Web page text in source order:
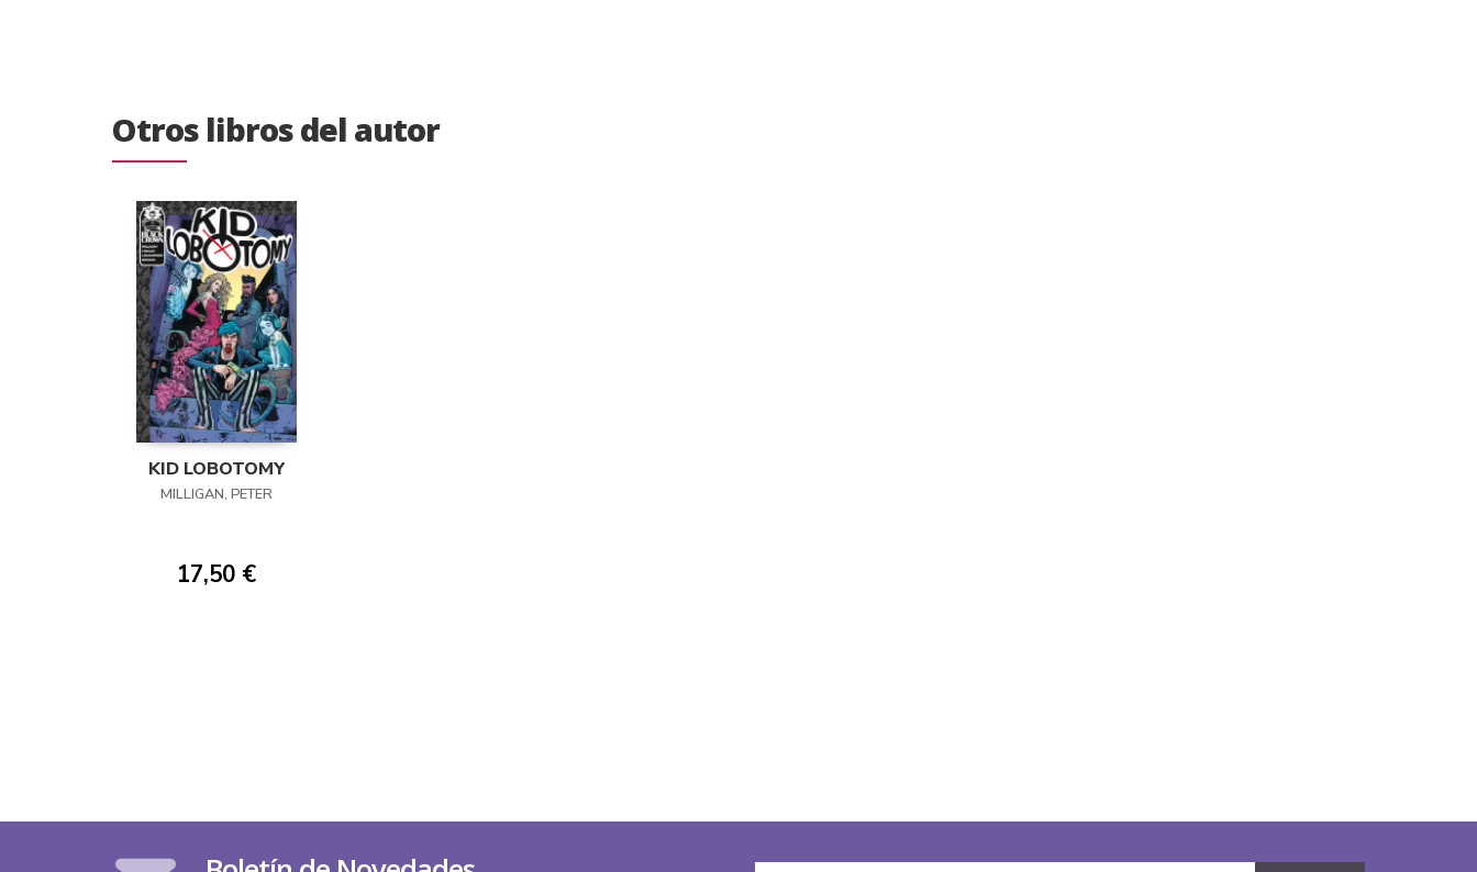
Otros libros del autor
KID LOBOTOMY
MILLIGAN, PETER
17,50 €